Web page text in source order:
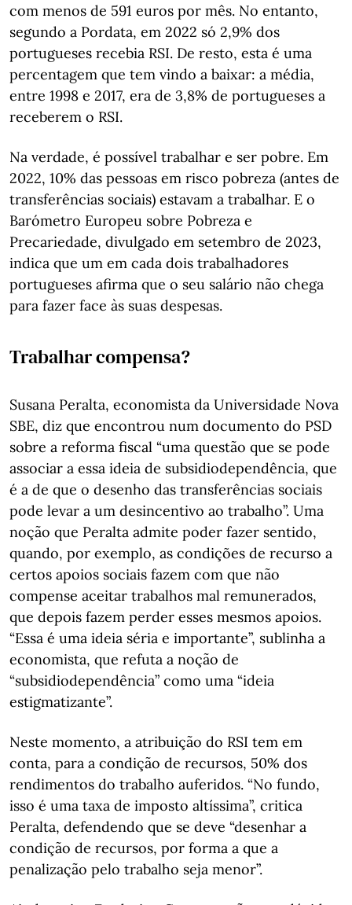
com menos de 591 euros por mês. No entanto,
segundo a Pordata, em 2022 só 2,9% dos
portugueses recebia RSI. De resto, esta é uma
percentagem que tem vindo a baixar: a média,
entre 1998 e 2017, era de 3,8% de portugueses a
receberem o RSI.
Na verdade, é possível trabalhar e ser pobre. Em
2022, 10% das pessoas em risco pobreza (antes de
transferências sociais) estavam a trabalhar. E o
Barómetro Europeu sobre Pobreza e
Precariedade, divulgado em setembro de 2023,
indica que um em cada dois trabalhadores
portugueses afirma que o seu salário não chega
para fazer face às suas despesas.
Trabalhar compensa?
Susana Peralta, economista da Universidade Nova
SBE, diz que encontrou num documento do PSD
sobre a reforma fiscal “uma questão que se pode
associar a essa ideia de subsidiodependência, que
é a de que o desenho das transferências sociais
pode levar a um desincentivo ao trabalho”. Uma
noção que Peralta admite poder fazer sentido,
quando, por exemplo, as condições de recurso a
certos apoios sociais fazem com que não
compense aceitar trabalhos mal remunerados,
que depois fazem perder esses mesmos apoios.
“Essa é uma ideia séria e importante”, sublinha a
economista, que refuta a noção de
“subsidiodependência” como uma “ideia
estigmatizante”.
Neste momento, a atribuição do RSI tem em
conta, para a condição de recursos, 50% dos
rendimentos do trabalho auferidos. “No fundo,
isso é uma taxa de imposto altíssima”, critica
Peralta, defendendo que se deve “desenhar a
condição de recursos, por forma a que a
penalização pelo trabalho seja menor”.